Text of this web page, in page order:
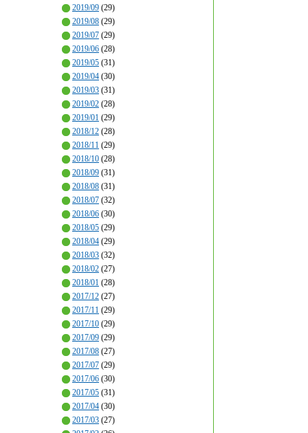
2019/09 (29)
2019/08 (29)
2019/07 (29)
2019/06 (28)
2019/05 (31)
2019/04 (30)
2019/03 (31)
2019/02 (28)
2019/01 (29)
2018/12 (28)
2018/11 (29)
2018/10 (28)
2018/09 (31)
2018/08 (31)
2018/07 (32)
2018/06 (30)
2018/05 (29)
2018/04 (29)
2018/03 (32)
2018/02 (27)
2018/01 (28)
2017/12 (27)
2017/11 (29)
2017/10 (29)
2017/09 (29)
2017/08 (27)
2017/07 (29)
2017/06 (30)
2017/05 (31)
2017/04 (30)
2017/03 (27)